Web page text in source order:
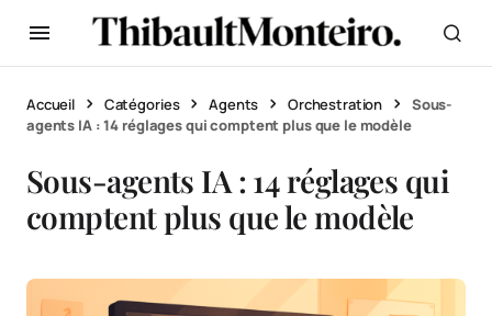
Accueil Catégories Agents Orchestration
Sous-
agents IA : 14 réglages qui comptent plus que le modèle
Sous-agents IA : 14 réglages qui
comptent plus que le modèle